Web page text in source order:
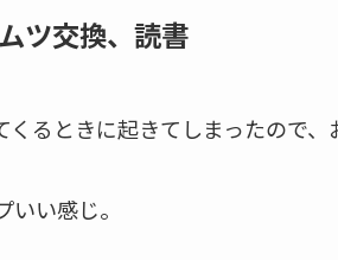
ツ交換、読書
くるときに起きてしまったので、
い感じ。